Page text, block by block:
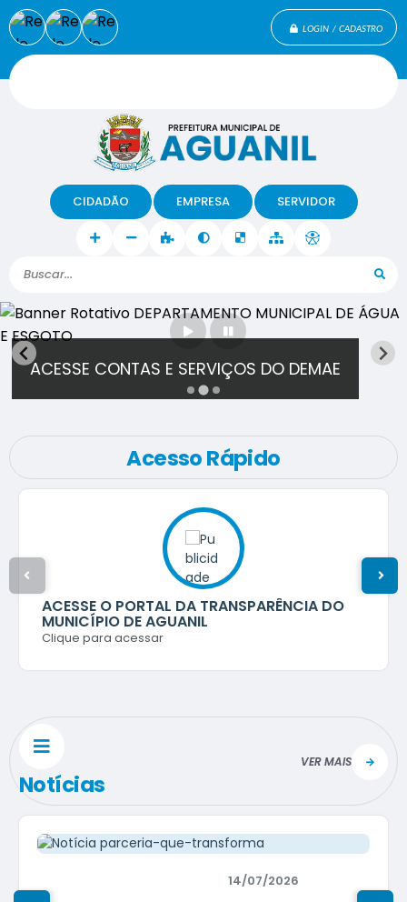
LOGIN / CADASTRO
Buscar...
CIDADÃO EMPRESA SERVIDOR
ACESSE CONTAS E SERVIÇOS DO DEMAE
Acesso Rápido
ACESSE O PORTAL DA TRANSPARÊNCIA DO
MUNICÍPIO DE AGUANIL
Clique para acessar
Notícias
VER MAIS
14/07/2026